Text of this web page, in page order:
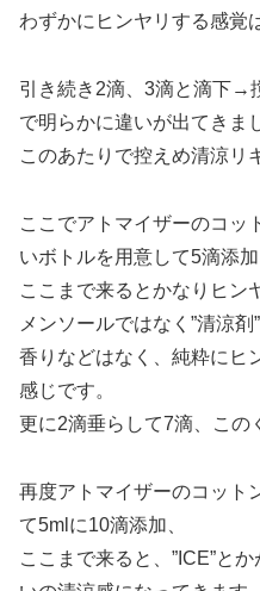
わずかにヒンヤリする感覚
引き続き2滴、3滴と滴下→
で明らかに違いが出てきま
このあたりで控えめ清涼リ
ここでアトマイザーのコッ
いボトルを用意して5滴添加
ここまで来るとかなりヒン
メンソールではなく”清涼
香りなどはなく、純粋にヒ
感じです。
更に2滴垂らして7滴、この
再度アトマイザーのコット
て5mlに10滴添加、
ここまで来ると、”ICE”と